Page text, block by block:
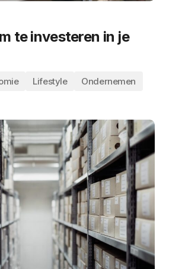
te investeren in je
Lifestyle Ondernemen